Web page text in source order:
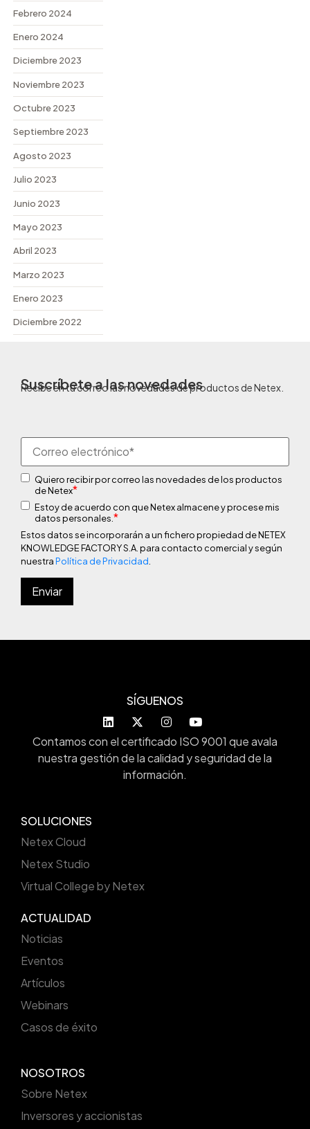
Febrero 2024
Enero 2024
Diciembre 2023
Noviembre 2023
Octubre 2023
Septiembre 2023
Agosto 2023
Julio 2023
Junio 2023
Mayo 2023
Abril 2023
Marzo 2023
Enero 2023
Diciembre 2022
Suscríbete a las novedades
Recibe en tu correo las novedades de productos de Netex.
Quiero recibir por correo las novedades de los productos
de Netex*
Estoy de acuerdo con que Netex almacene y procese mis
datos personales. *
Estos datos se incorporarán a un fichero propiedad de NETEX
KNOWLEDGE FACTORY S.A. para contacto comercial y según
nuestraPolítica de Privacidad
SOLUCIONES
Netex Cloud
Netex Studio
Virtual College by Netex
ACTUALIDAD
Noticias
Eventos
Artículos
Webinars
Casos de éxito
NOSOTROS
Sobre Netex
Inversores y accionistas
SÍGUENOS
Contamos con el certificado ISO 9001 que avala
nuestra gestión de la calidad y seguridad de la
información.